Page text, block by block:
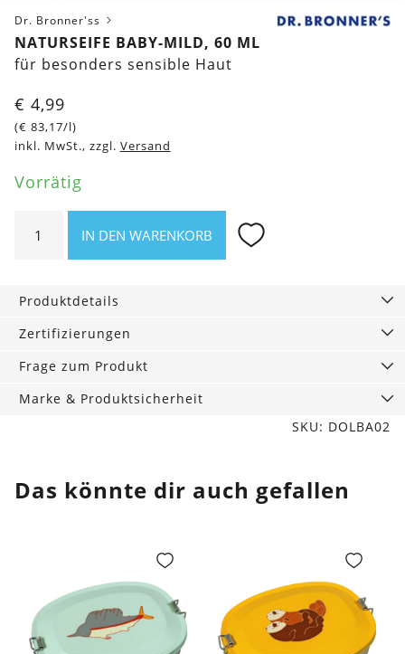
Dr. Bronner'ss
NATURSEIFE BABY-MILD, 60 ML
für besonders sensible Haut
€ 4,99
(€ 83,17/l)
inkl. MwSt., zzgl. Versand
Vorrätig
Baby-
ml
Menge
IN DEN WARENKORB
Produktdetails
Zertifizierungen
Frage zum Produkt
Marke & Produktsicherheit
SKU: DOLBA02
Das könnte dir auch gefallen